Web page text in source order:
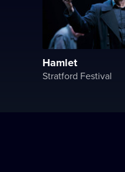
Hamlet
Stratford Festival